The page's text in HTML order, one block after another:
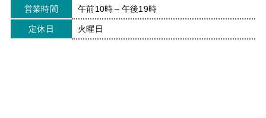
営業時間 午前10時～午後19時
定休日 火曜日